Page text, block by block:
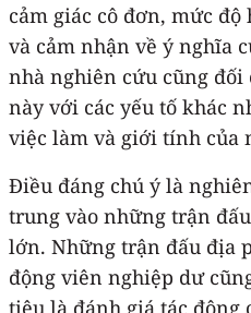
cảm giác cô đơn, mức
và cảm nhận về ý nghĩa
nhà nghiên cứu cũng
này với các yếu tố khác
việc làm và giới tính của
Điều đáng chú ý là
trung vào những trận
lớn. Những trận đấu địa
động viên nghiệp dư
tiêu là đánh giá tác động